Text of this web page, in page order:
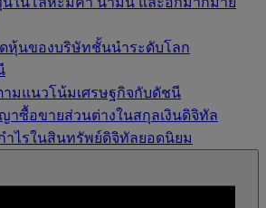
ดหุ้นของบริษัทชั้นนำระดับโลก
ามแนวโน้มเศรษฐกิจกับดัชนี
าซื้อขายส่วนต่างในสกุลเงินดิจิทัล
กำไรในสินทรัพย์ดิจิทัลยอดนิยม